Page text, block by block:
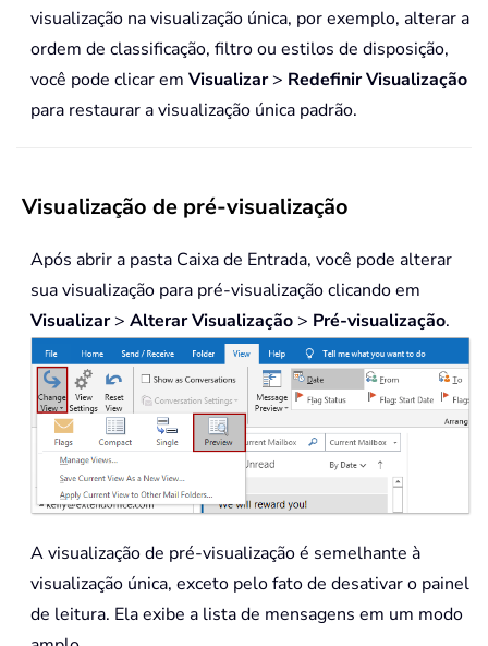
visualização na visualização única, por exemplo, alterar a
ordem de classificação, filtro ou estilos de disposição,
você pode clicar em Visualizar> Redefinir Visualização
para restaurar a visualização única padrão.
Visualização de pré-visualização
Após abrir a pasta Caixa de Entrada, você pode alterar
sua visualização para pré-visualização clicando em
Visualizar> Alterar Visualização > Pré-visualização.
A visualização de pré-visualização é semelhante à
visualização única, exceto pelo fato de desativar o painel
de leitura. Ela exibe a lista de mensagens em um modo